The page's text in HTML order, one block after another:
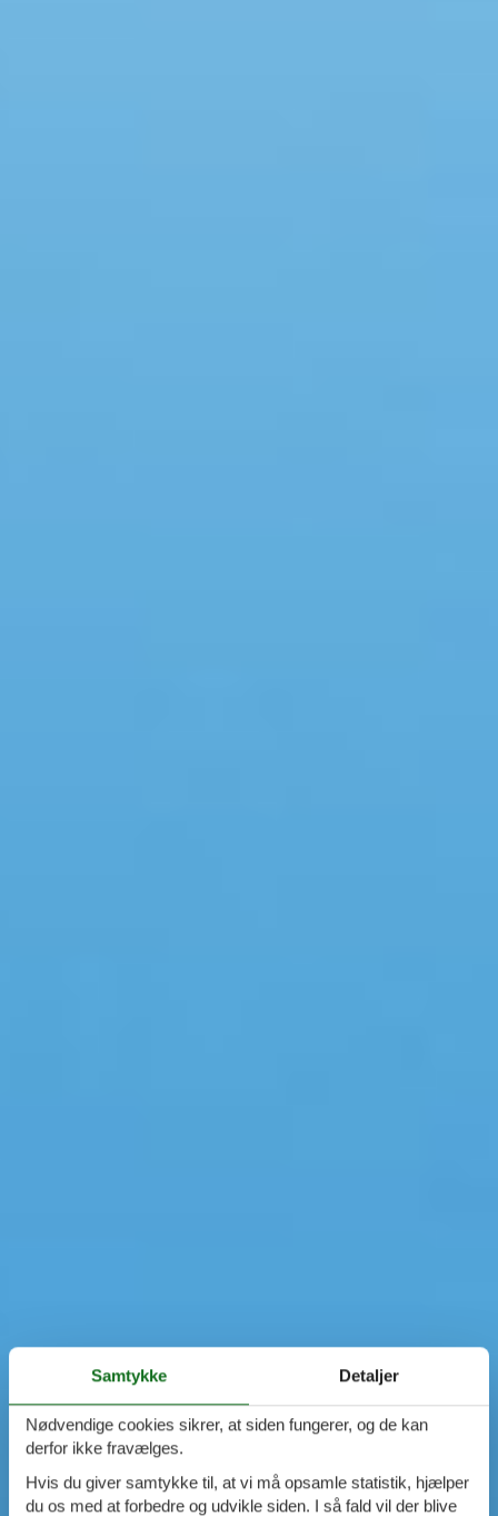
Samtykke Detaljer
Nødvendige cookies sikrer, at siden fungerer, og de kan
derfor ikke fravælges.
Hvis du giver samtykke til, at vi må opsamle statistik, hjælper
du os med at forbedre og udvikle siden. I så fald vil der blive